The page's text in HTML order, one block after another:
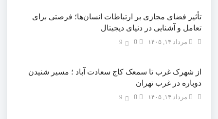
تأثیر فضای مجازی بر ارتباطات انسان‌ها؛ فرصتی برای
تعامل و آشنایی در دنیای دیجیتال
مرداد ۱۴, ۱۴۰۵ 9
از شهرک غرب تا سمعک کاج سعادت آباد ؛ مسیر شنیدن
دوباره در غرب تهران
مرداد ۱۴, ۱۴۰۵ 9